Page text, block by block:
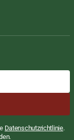
Datenschutzrichtlinie.